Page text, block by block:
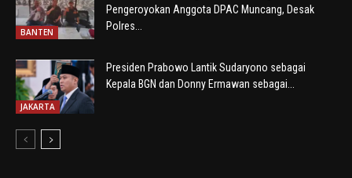
BANTEN
Pengeroyokan Anggota DPAC Muncang, Desak
Polres...
JAKARTA
Presiden Prabowo Lantik Sudaryono sebagai
Kepala BGN dan Donny Ermawan sebagai...